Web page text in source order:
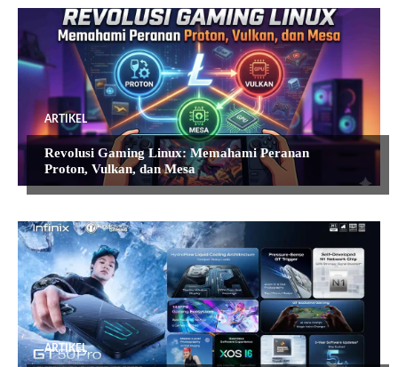
ARTIKEL
Revolusi Gaming Linux: Memahami Peranan
Proton, Vulkan, dan Mesa
ARTIKEL